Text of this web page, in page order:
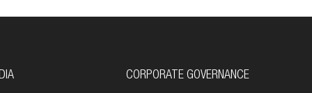
CORPORATE GOVERNANCE